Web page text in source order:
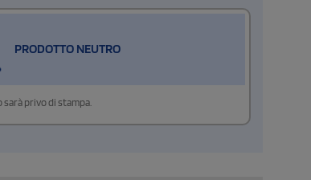
PRODOTTO NEUTRO
privo di stampa.